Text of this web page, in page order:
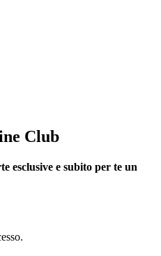
Club
esclusive e subito per te un